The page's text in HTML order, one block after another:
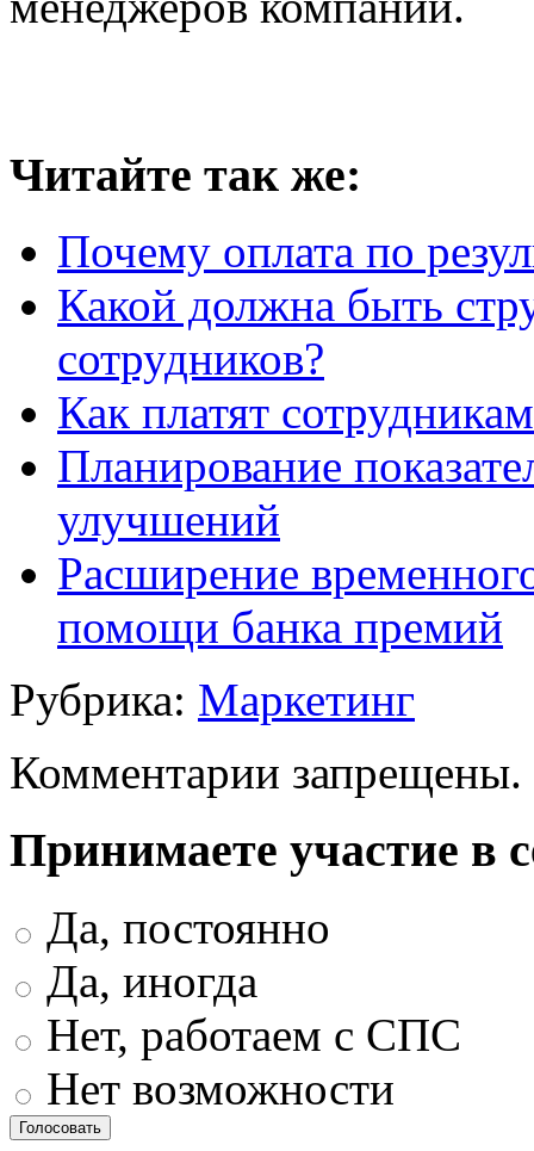
Читайте так же:
Почему оплата по
Какой должна быть
сотрудников?
Как платят
Планирование
улучшений
Расширение
помощи банка премий
Рубрика: Маркетинг
Комментарии запрещены.
Принимаете участие в
Да, постоянно
Да, иногда
Нет, работаем с СПС
Нет возможности